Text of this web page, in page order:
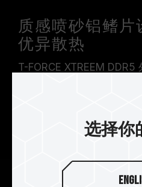
质感喷砂铝鳍片
优异散热
T-FORCE XTREEM DDR5
厚实金属两片式倾斜铝鳍
滩的外型视觉，得到优异
FORCE logo 徽章，认证
选择你